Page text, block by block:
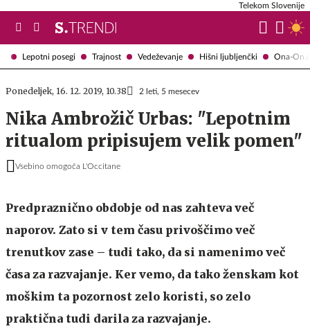
Lepotni posegi Trajnost Vedeževanje Hišni ljubljenčki Ona-
Telekom Slovenije
Ponedeljek, 16. 12. 2019, 10.38 2 leti, 5 mesecev
Nika Ambrožič Urbas: "Lepotnim
ritualom pripisujem velik pomen"
Vsebino omogoča L'Occitane
Predpraznično obdobje od nas zahteva več
naporov. Zato si v tem času privoščimo več
trenutkov zase – tudi tako, da si namenimo več
časa za razvajanje. Ker vemo, da tako ženskam kot
moškim ta pozornost zelo koristi, so zelo
praktična tudi darila za razvajanje.